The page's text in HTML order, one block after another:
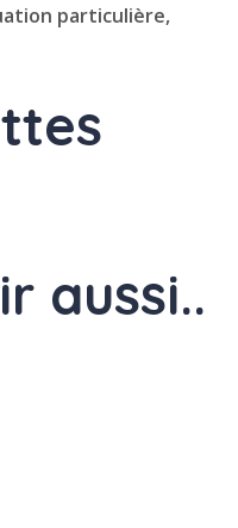
particulière,
aussi..